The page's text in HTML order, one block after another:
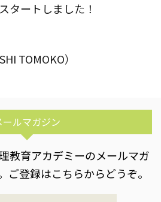
タートしました！
TOMOKO）
ールマガジン
教育アカデミーのメールマガ
ご登録はこちらからどうぞ。